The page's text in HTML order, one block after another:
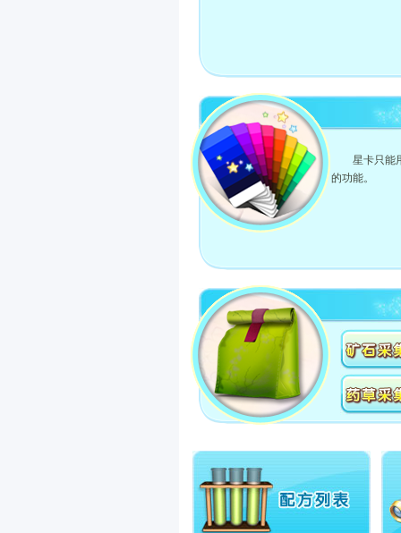
星卡只能
的功能。